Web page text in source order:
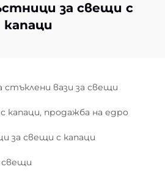
за свещи с
капаци
стъклени вази за свещи
капаци, продажба на едро
за свещи с капаци
свещи